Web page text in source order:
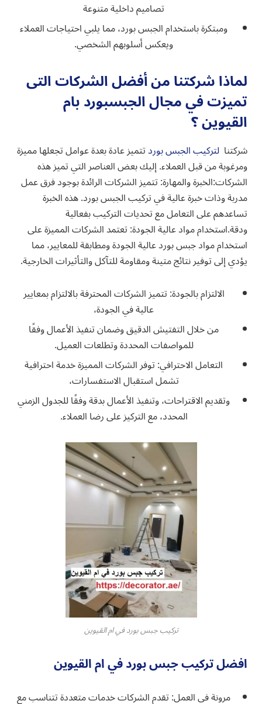
تصاميم داخلية متنوعة
ومبتكرة باستخدام الجبس بورد، مما يلبي احتياجات العملاء
ويعكس أسلوبهم الشخصي.
لماذا شركتنا من أفضل الشركات التى
تميزت في مجال الجبسبورد بام
القيوين ؟
شركتنا لتركيب الجبس بوردتتميز عادة بعدة عوامل تجعلها مميزة
ومرغوبة من قبل العملاء. إليك بعض العناصر التي تميز هذه
الشركات:الخبرة والمهارة: تتميز الشركات الرائدة بوجود فرق عمل
مدربة وذات خبرة عالية في تركيب الجبس بورد. هذه الخبرة
تساعدهم على التعامل مع تحديات التركيب بفعالية
ودقة.استخدام مواد عالية الجودة: تعتمد الشركات المميزة على
استخدام مواد جبس بورد عالية الجودة ومطابقة للمعايير، مما
يؤدي إلى توفير نتائج متينة ومقاومة للتآكل والتأثيرات الخارجية.
الالتزام بالجودة: تتميز الشركات المحترفة بالالتزام بمعايير
عالية في الجودة،
من خلال التفتيش الدقيق وضمان تنفيذ الأعمال وفقًا
للمواصفات المحددة وتطلعات العميل.
التعامل الاحترافي: توفر الشركات المميزة خدمة احترافية
تشمل استقبال الاستفسارات،
وتقديم الاقتراحات، وتنفيذ الأعمال بدقة وفقًا للجدول الزمني
المحدد، مع التركيز على رضا العملاء.
تركيب جبس بورد في ام القيوين
افضل تركيب جبس بورد في ام القيوين
مرونة في العمل: تقدم الشركات خدمات متعددة تتناسب مع